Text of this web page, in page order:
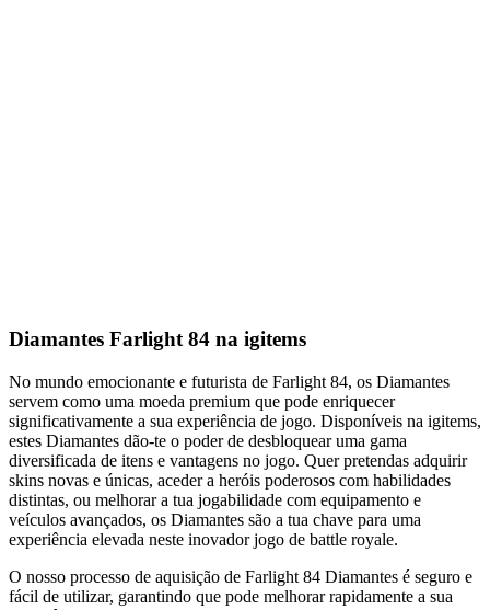
Diamantes Farlight 84 na igitems
No mundo emocionante e futurista de Farlight 84, os Diamantes
servem como uma moeda premium que pode enriquecer
significativamente a sua experiência de jogo. Disponíveis na igitems,
estes Diamantes dão-te o poder de desbloquear uma gama
diversificada de itens e vantagens no jogo. Quer pretendas adquirir
skins novas e únicas, aceder a heróis poderosos com habilidades
distintas, ou melhorar a tua jogabilidade com equipamento e
veículos avançados, os Diamantes são a tua chave para uma
experiência elevada neste inovador jogo de battle royale.
O nosso processo de aquisição de Farlight 84 Diamantes é seguro e
fácil de utilizar, garantindo que pode melhorar rapidamente a sua